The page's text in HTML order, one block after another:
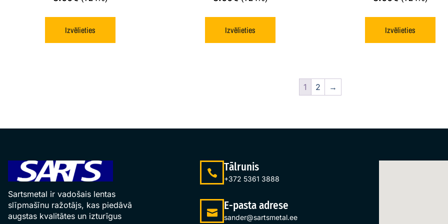
Izvēlieties Izvēlieties Izvēlieties
1 2 →
Sartsmetal ir vadošais lentas
slīpmašīnu ražotājs, kas piedāvā
augstas kvalitātes un izturīgus
Tālrunis
+372 5361 3888
E-pasta adrese
sander@sartsmetal.ee